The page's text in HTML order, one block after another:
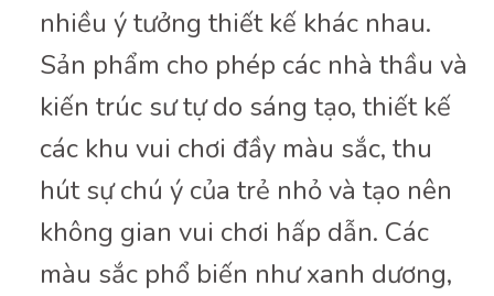
nhiều ý tưởng thiết kế khác nhau.
Sản phẩm cho phép các nhà thầu và
kiến trúc sư tự do sáng tạo, thiết kế
các khu vui chơi đầy màu sắc, thu
hút sự chú ý của trẻ nhỏ và tạo nên
không gian vui chơi hấp dẫn. Các
màu sắc phổ biến như xanh dương,